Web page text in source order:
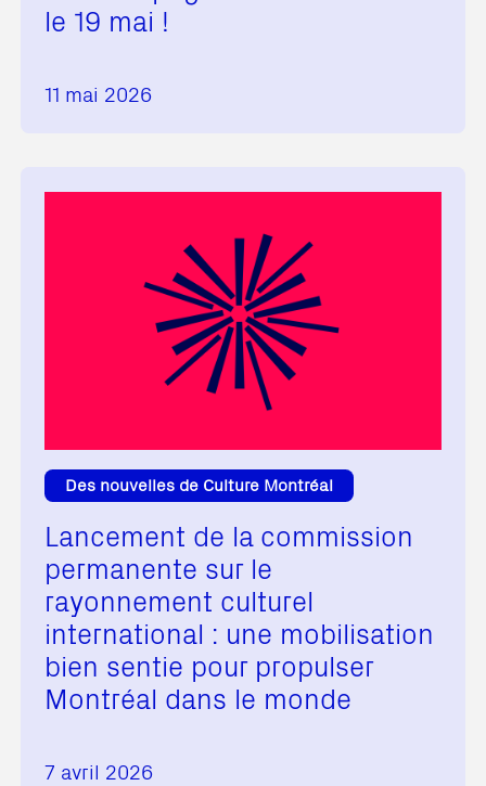
le 19 mai !
11 mai 2026
Des nouvelles de Culture Montréal
Lancement de la commission
permanente sur le
rayonnement culturel
international : une mobilisation
bien sentie pour propulser
Montréal dans le monde
7 avril 2026